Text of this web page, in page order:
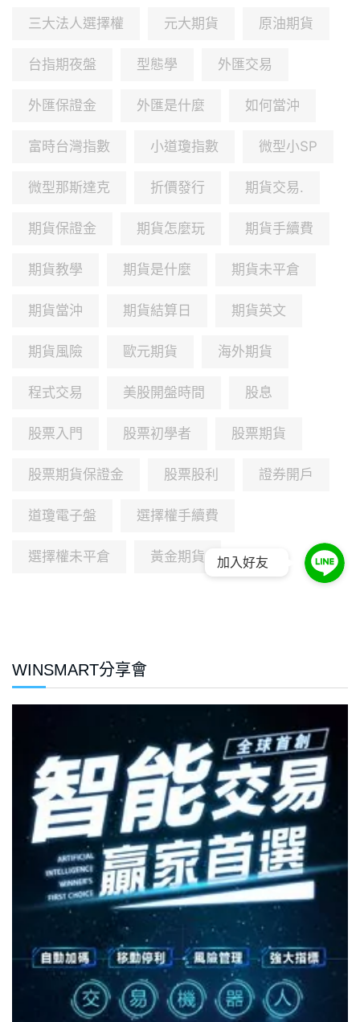
三大法人選擇權 元大期貨 原油期貨
台指期夜盤 型態學 外匯交易
外匯保證金 外匯是什麼 如何當沖
富時台灣指數 小道瓊指數 微型小SP
微型那斯達克 折價發行 期貨交易.
期貨保證金 期貨怎麼玩 期貨手續費
期貨教學 期貨是什麼 期貨未平倉
期貨當沖 期貨結算日 期貨英文
期貨風險 歐元期貨 海外期貨
程式交易 美股開盤時間 股息
股票入門 股票初學者 股票期貨
股票期貨保證金 股票股利 證券開戶
道瓊電子盤 選擇權手續費
選擇權未平倉 黃金期貨
WINSMART分享會
加入好友